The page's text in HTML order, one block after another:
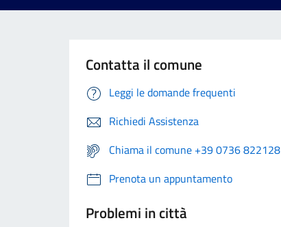
Contatta il comune
Leggi le domande frequenti
Richiedi Assistenza
Chiama il comune +39 0736 822128
Prenota un appuntamento
Problemi in città